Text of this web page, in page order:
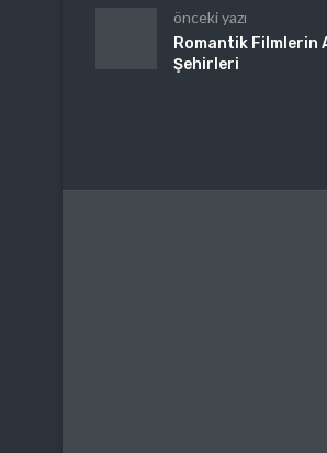
önceki yazı
Romantik Filmlerin
Şehirleri